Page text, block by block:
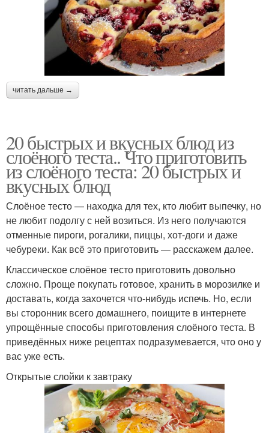
читать дальше →
20 быстрых и вкусных блюд из
слоёного теста.. Что приготовить
из слоёного теста: 20 быстрых и
вкусных блюд
Слоёное тесто — находка для тех, кто любит выпечку, но
не любит подолгу с ней возиться. Из него получаются
отменные пироги, рогалики, пиццы, хот-доги и даже
чебуреки. Как всё это приготовить — расскажем далее.
Классическое слоёное тесто приготовить довольно
сложно. Проще покупать готовое, хранить в морозилке и
доставать, когда захочется что-нибудь испечь. Но, если
вы сторонник всего домашнего, поищите в интернете
упрощённые способы приготовления слоёного теста. В
приведённых ниже рецептах подразумевается, что оно у
вас уже есть.
Открытые слойки к завтраку